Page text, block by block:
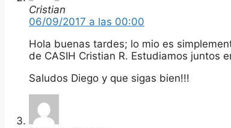
Cristian
06/09/2017 a las 00:00
Hola buenas tardes; lo mio es
de CASIH Cristian R. Estudiamos juntos
Saludos Diego y que sigas bien!!!